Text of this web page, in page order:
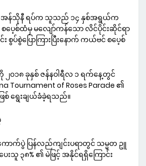
င် အန်သိုနီ ရပ်က သူသည် ၁၄ နှစ်အရွယ်က
ေ့စ်ထံမှ မလျော်ကန်သော လိင်ပိုင်းဆိုင်ရာ
စွပ်စွဲပြောကြားပြီးနောက် ကယ်ဗင် စပေ့စ်
၂၀၁၈ ခုနှစ် ဇန်နဝါရီလ ၁ ရက်နေ့တွင်
Tournament of Roses Parade ၏
ရွေးချယ်ခံခဲ့ရသည်။
ောက်ပွဲ ပြန်လည်ကျင်းပရာတွင် သမ္မတ ဥူ
၃၈% ၏ မဲဖြင့် အနိုင်ရရှိကြောင်း